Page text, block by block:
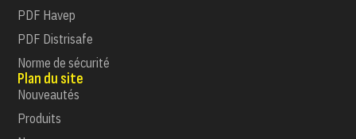
PDF Havep
PDF Distrisafe
Norme de sécurité
Plan du site
Nouveautés
Produits